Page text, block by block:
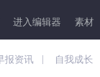
进入编辑器 素材
报资讯 自我成长